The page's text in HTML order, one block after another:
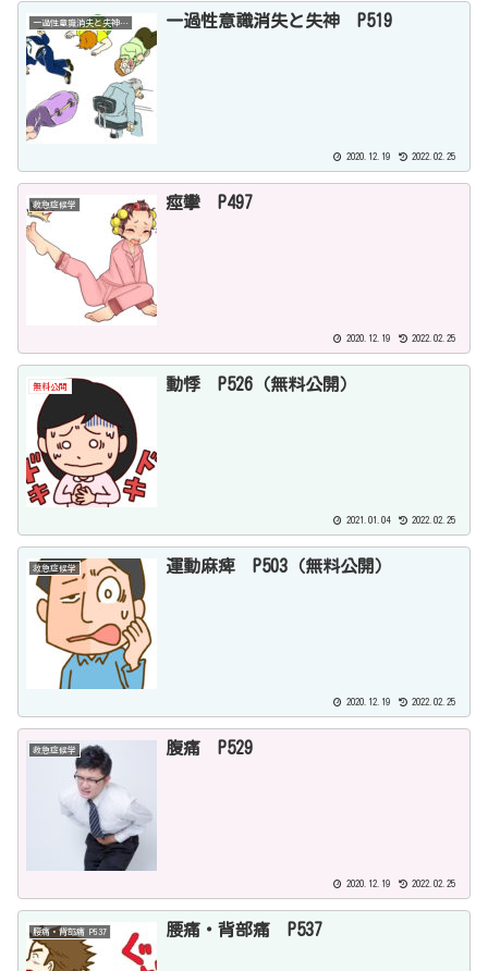
一過性意識消失と失神 P519 一過性意識消失と失神 P519
2020.12.19 2022.02.25
救急症候学 痙攣 P497
2020.12.19 2022.02.25
無料公開 動悸 P526（無料公開）
2021.01.04 2022.02.25
救急症候学 運動麻痺 P503（無料公開）
2020.12.19 2022.02.25
救急症候学 腹痛 P529
2020.12.19 2022.02.25
腰痛・背部痛 P537 腰痛・背部痛 P537